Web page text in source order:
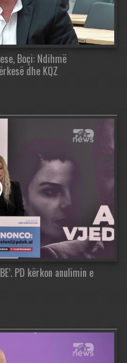
Boçi: Ndihmë
dhe KQZ
PD kërkon anulimin e